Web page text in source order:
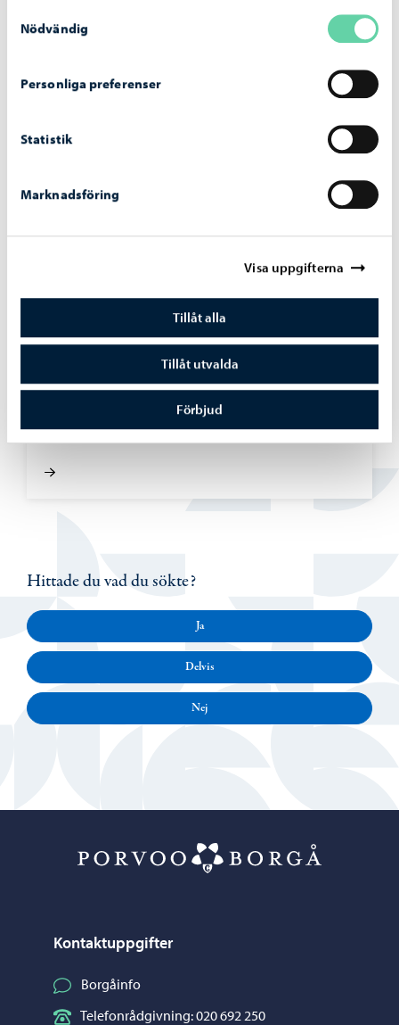
Nödvändig
Personliga preferenser
Statistik
Marknadsföring
Visa uppgifterna
Tillåt alla
Tillåt utvalda
Förbjud
Nätverkssäkerheten för elevernas datorer
stärks med en tjänst som blockerar skadliga
Alexandersgatans-bro-03.08.2026
Alexandersgatans bro öppnas för trafik
måndagen den 10 augusti
Hittade du vad du sökte?
Ja
Delvis
Nej
Kontaktuppgifter
Borgåinfo
Telefonrådgivning: 020 692 250